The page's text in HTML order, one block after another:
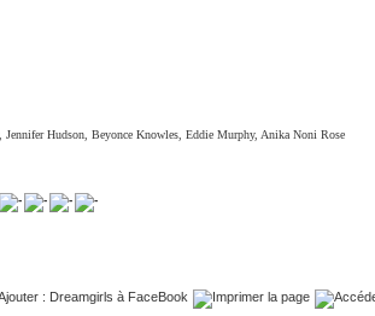
,Jennifer Hudson ,Beyonce Knowles ,Eddie Murphy, Anika Noni Rose